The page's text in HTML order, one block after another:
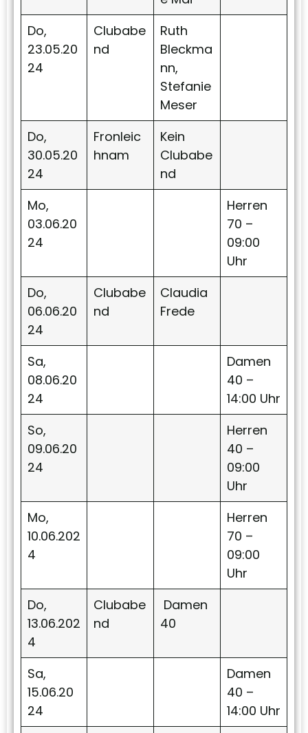
Do,
23.05.20
24
Clubabe
nd
Ruth
Bleckma
nn,
Stefanie
Meser
Do,
30.05.20
24
Fronleic
hnam
Kein
Clubabe
nd
Mo,
03.06.20
24
Herren
70 –
09:00
Uhr
Do,
06.06.20
24
Clubabe
nd
Claudia
Frede
Sa,
08.06.20
24
Damen
40 –
14:00 Uhr
So,
09.06.20
24
Herren
40 –
09:00
Uhr
Mo,
10.06.202
4
Herren
70 –
09:00
Uhr
Do,
13.06.202
4
Clubabe
nd
Damen
40
Sa,
15.06.20
24
Damen
40 –
14:00 Uhr